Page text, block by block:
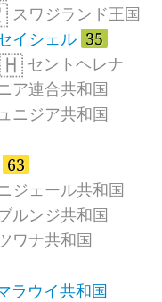
スワジランド王国
イシェル 35
セントヘレナ
ア連合共和国
ニジア共和国
63
ジェール共和国
ルンジ共和国
ワナ共和国
ラウイ共和国